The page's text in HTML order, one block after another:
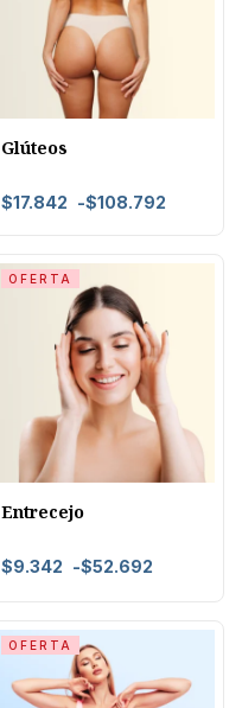
Glúteos
$17.842 -$108.792
OFERTA
Entrecejo
$9.342 -$52.692
OFERTA